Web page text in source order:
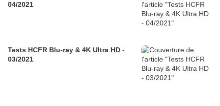
04/2021
Tests HCFR Blu-ray & 4K Ultra HD -
03/2021